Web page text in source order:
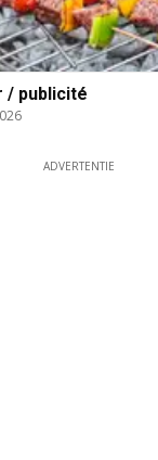
/ publicité
ADVERTENTIE